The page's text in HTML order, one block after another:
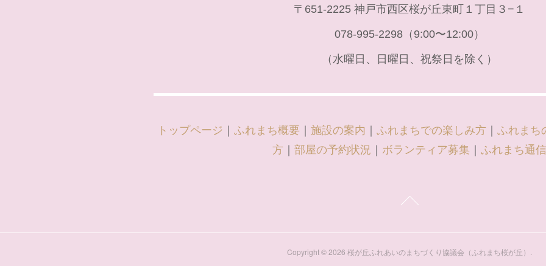
〒651-2225 神戸市西区桜が丘東町１丁目３−１
078-995-2298（9:00〜12:00）
（水曜日、日曜日、祝祭日を除く）
トップページ ふれまち概要 施設の案内 ふれまちでの楽しみ方
ふれまち
方
部屋の予約状況 ボランティア募集 ふれまち通信
Copyright ©2026 桜が丘ふれあいのまちづくり協議会（ふれまち桜が丘）